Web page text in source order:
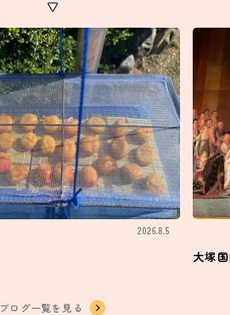
2026.8.5
大塚
ブログ一覧を見る